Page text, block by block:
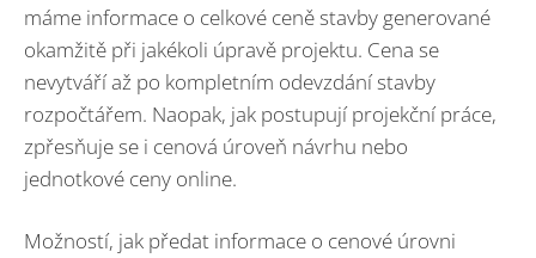
máme informace o celkové ceně stavby generované
okamžitě při jakékoli úpravě projektu. Cena se
nevytváří až po kompletním odevzdání stavby
rozpočtářem. Naopak, jak postupují projekční práce,
zpřesňuje se i cenová úroveň návrhu nebo
jednotkové ceny online.
Možností, jak předat informace o cenové úrovni